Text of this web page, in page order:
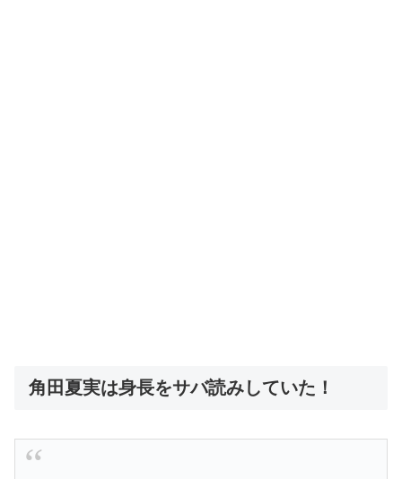
角田夏実は身長をサバ読みしていた！